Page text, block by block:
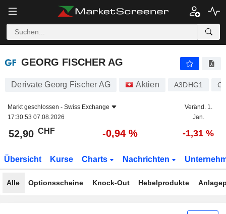
GEORG FISCHER AG
GEORG FISCHER AG
Derivate Georg Fischer AG Aktien A3DHG1
Markt geschlossen - Swiss Exchange
17:30:53 07.08.2026
Veränd. 1.
Jan.
52,90 CHF -0,94 % -1,31 %
Übersicht Kurse Charts Nachrichten
Alle Optionsscheine Knock-Out Hebelprodukte